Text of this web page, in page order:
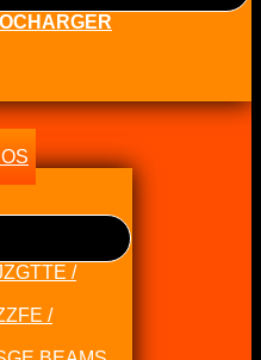
/
/